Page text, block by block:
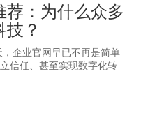
荐：为什么众多
？
企业官网早已不再是简单
信任、甚至实现数字化转